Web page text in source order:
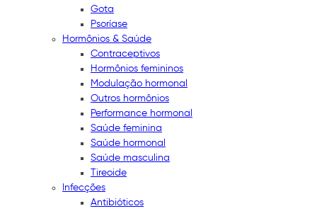
Gota
Psoríase
Hormônios & Saúde
Contraceptivos
Hormônios femininos
Modulação hormonal
Outros hormônios
Performance hormonal
Saúde feminina
Saúde hormonal
Saúde masculina
Tireoide
Infecções
Antibióticos